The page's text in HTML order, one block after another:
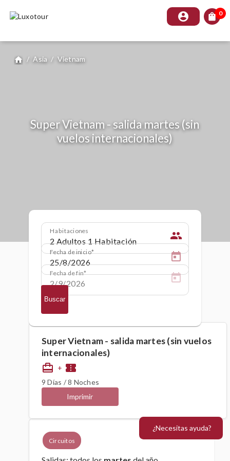
account_circle shopping_bag 0
home / Asia / Vietnam
Super Vietnam - salida martes (sin
vuelos internacionales)
Habitaciones people
Fecha de inicio
Fecha de fin
Buscar
Circuitos
Super Vietnam - salida martes (sin vuelos
internacionales)
card_travel + confirmation_number
9 Días / 8 Noches
Imprimir
¿Necesitas ayuda?